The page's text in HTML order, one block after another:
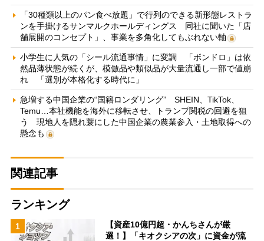
「30種類以上のパン食べ放題」で行列のできる新形態レストラ
ンを手掛けるサンマルクホールディングス 同社に聞いた「店
舗展開のコンセプト」、事業を多角化してもぶれない軸
小学生に人気の「シール流通事情」に変調 「ボンドロ」は依
然品薄状態が続くが、模倣品や類似品が大量流通し一部で値崩
れ 「選別が本格化する時代に」
急増する中国企業の“国籍ロンダリング” SHEIN、TikTok、
Temu…本社機能を海外に移転させ、トランプ関税の回避を狙
う 現地人を隠れ蓑にした中国企業の農業参入・土地取得への
懸念も
関連記事
ランキング
1
【資産10億円超・かんちさんが厳
選！】「キオクシアの次」に資金が流